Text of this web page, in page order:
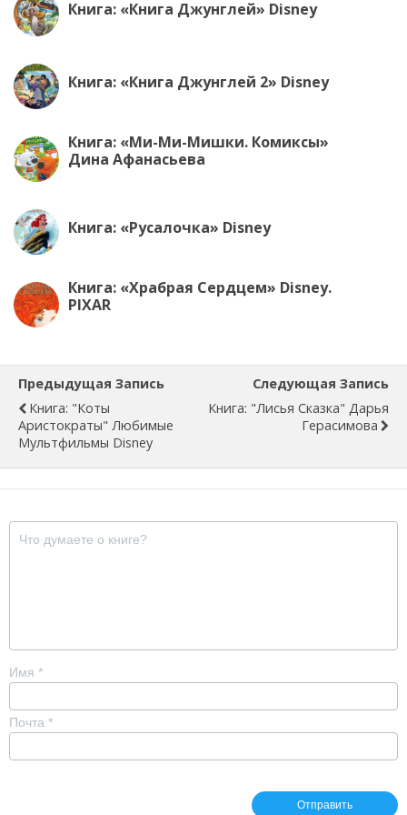
Книга: «Книга Джунглей» Disney
Книга: «Книга Джунглей 2» Disney
Книга: «Ми-Ми-Мишки. Комиксы»
Дина Афанасьева
Книга: «Русалочка» Disney
Книга: «Храбрая Сердцем» Disney.
PIXAR
Предыдущая Запись
Книга: "Коты
Аристократы" Любимые
Мультфильмы Disney
Следующая Запись
Книга: "Лисья Сказка" Дарья
Герасимова
Имя *
Почта *